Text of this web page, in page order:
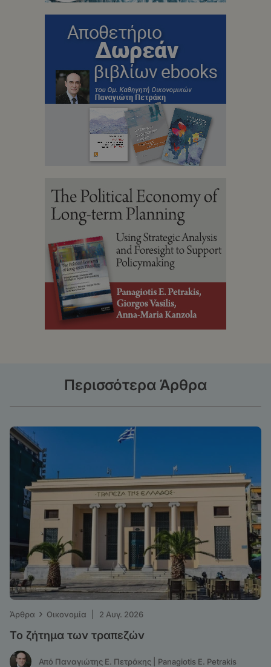
Περισσότερα Άρθρα
Άρθρα › Οικονομία 2 Αυγ. 2026
Το ζήτημα των τραπεζών
Από Παναγιώτης Ε. Πετράκης | Panagiotis E. Petrakis